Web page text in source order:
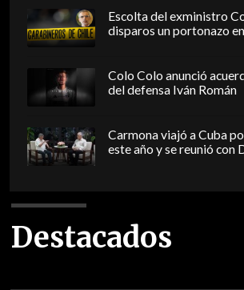
Escolta del exministro
disparos un portonazo
Colo Colo anunció
del defensa Iván Román
Carmona viajó a Cuba
este año y se reunió con
Destacados